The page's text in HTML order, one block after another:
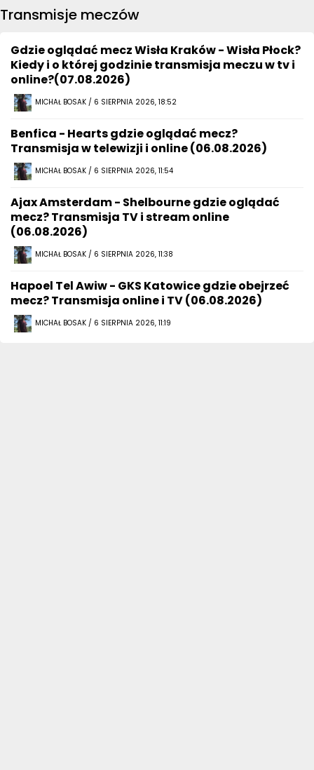
Transmisje meczów
Gdzie oglądać mecz Wisła Kraków - Wisła Płock?
Kiedy i o której godzinie transmisja meczu w tv i
online?(07.08.2026)
MICHAŁ BOSAK / 6 SIERPNIA 2026, 18:52
Benfica - Hearts gdzie oglądać mecz?
Transmisja w telewizji i online (06.08.2026)
MICHAŁ BOSAK / 6 SIERPNIA 2026, 11:54
Ajax Amsterdam - Shelbourne gdzie oglądać
mecz? Transmisja TV i stream online
(06.08.2026)
MICHAŁ BOSAK / 6 SIERPNIA 2026, 11:38
Hapoel Tel Awiw - GKS Katowice gdzie obejrzeć
mecz? Transmisja online i TV (06.08.2026)
MICHAŁ BOSAK / 6 SIERPNIA 2026, 11:19